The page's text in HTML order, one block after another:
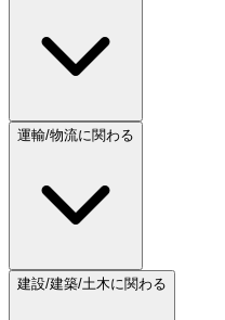
運輸/物流に関わる
建設/建築/土木に関わる